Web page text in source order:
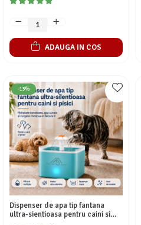
sanatoasa, 7.5x6 cm, Verde
ADAUGA IN COS
-13%
Dispenser de apa tip fantana
ultra-sientioasa pentru caini si